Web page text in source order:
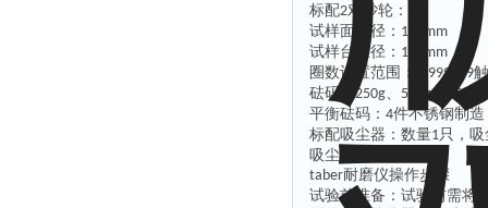
标配2对砂轮：
试样面直径： 100mm
试样台直径： 113mm
圈数设置范围：
1-999999
砝码： 250g、 500g、 750g
平衡砝码： 4件不锈钢制造
标配吸尘器：数量1只，
吸尘臂高度：可调
taber耐磨仪操作步骤
试验前准备 ： 试验前需将